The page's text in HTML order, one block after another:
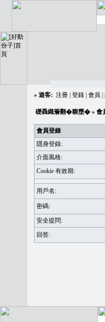
» 遊客: 注冊 登錄 會員
礎聶織簷翻�䪖壅� » 會
會員登錄
隱身登錄:
介面風格:
Cookie 有效期:
用戶名:
密碼:
安全提問:
回答: